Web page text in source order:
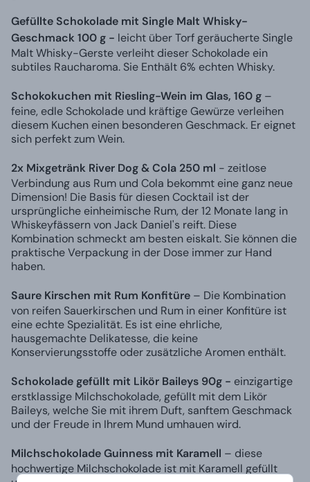
Gefüllte Schokolade mit Single Malt Whisky-
Geschmack 100 g - leicht über Torf geräucherte Single
Malt Whisky-Gerste verleiht dieser Schokolade ein
subtiles Raucharoma. Sie Enthält 6% echten Whisky.
Schokokuchen mit Riesling-Wein im Glas, 160 g –
feine, edle Schokolade und kräftige Gewürze verleihen
diesem Kuchen einen besonderen Geschmack. Er eignet
sich perfekt zum Wein.
2x Mixgetränk River Dog & Cola 250 ml - zeitlose
Verbindung aus Rum und Cola bekommt eine ganz neue
Dimension! Die Basis für diesen Cocktail ist der
ursprüngliche einheimische Rum, der 12 Monate lang in
Whiskeyfässern von Jack Daniel's reift. Diese
Kombination schmeckt am besten eiskalt. Sie können die
praktische Verpackung in der Dose immer zur Hand
haben.
Saure Kirschen mit Rum Konfitüre – Die Kombination
von reifen Sauerkirschen und Rum in einer Konfitüre ist
eine echte Spezialität. Es ist eine ehrliche,
hausgemachte Delikatesse, die keine
Konservierungsstoffe oder zusätzliche Aromen enthält.
Schokolade gefüllt mit Likör Baileys 90g - einzigartige
erstklassige Milchschokolade, gefüllt mit dem Likör
Baileys, welche Sie mit ihrem Duft, sanftem Geschmack
und der Freude in Ihrem Mund umhauen wird.
Milchschokolade Guinness mit Karamell – diese
hochwertige Milchschokolade ist mit Karamell gefüllt